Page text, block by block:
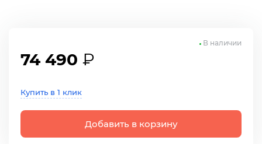
74 490 ₽
Купить в 1 клик
Добавить в корзину
В наличии